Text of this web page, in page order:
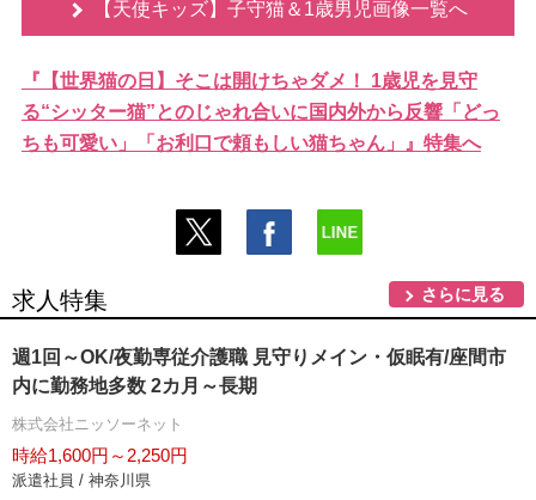
【天使キッズ】子守猫＆1歳男児画像一覧へ
『【世界猫の日】そこは開けちゃダメ！ 1歳児を見守
る“シッター猫”とのじゃれ合いに国内外から反響「どっ
ちも可愛い」「お利口で頼もしい猫ちゃん」』特集へ
求人特集 さらに見る
週1回～OK/夜勤専従介護職 見守りメイン・仮眠有/座間市
内に勤務地多数 2カ月～長期
株式会社ニッソーネット
時給1,600円～2,250円
派遣社員 / 神奈川県